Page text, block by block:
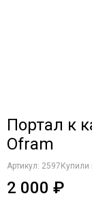
Портал к
Ofram
Артикул: 2597 Купили
2 000 ₽